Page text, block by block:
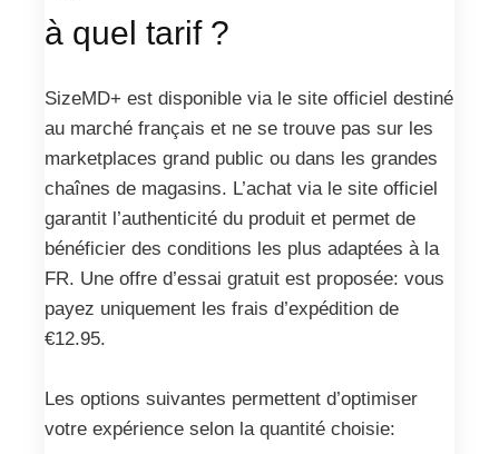
à quel tarif ?
SizeMD+ est disponible via le site officiel destiné
au marché français et ne se trouve pas sur les
marketplaces grand public ou dans les grandes
chaînes de magasins. L’achat via le site officiel
garantit l’authenticité du produit et permet de
bénéficier des conditions les plus adaptées à la
FR. Une offre d’essai gratuit est proposée: vous
payez uniquement les frais d’expédition de
€12.95.
Les options suivantes permettent d’optimiser
votre expérience selon la quantité choisie: